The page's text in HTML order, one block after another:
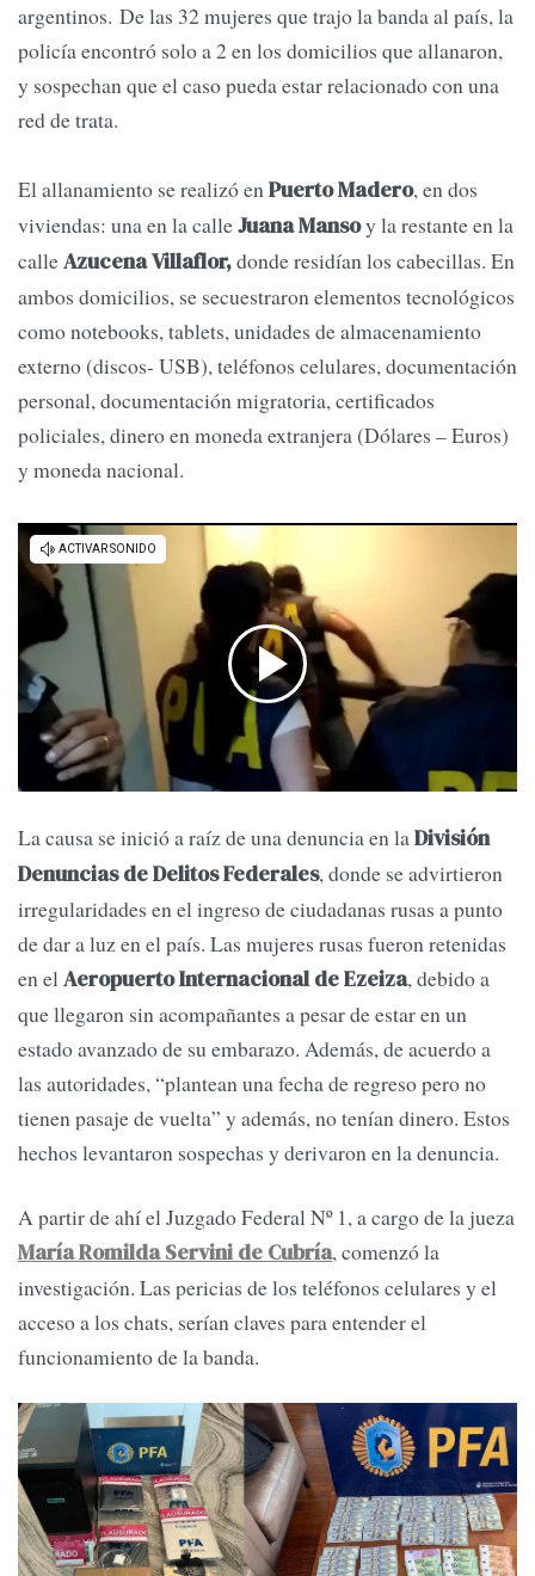
argentinos. De las 32 mujeres que trajo la banda al país, la
policía encontró solo a 2 en los domicilios que allanaron,
y sospechan que el caso pueda estar relacionado con una
red de trata.
El allanamiento se realizó enPuerto Madero, en dos
viviendas: una en la calleJuana Mansoy la restante en la
calleAzucena Villaflor,donde residían los cabecillas. En
ambos domicilios, se secuestraron elementos tecnológicos
como notebooks, tablets, unidades de almacenamiento
externo (discos- USB), teléfonos celulares, documentación
personal, documentación migratoria, certificados
policiales, dinero en moneda extranjera (Dólares – Euros)
y moneda nacional.
La causa se inició a raíz de una denuncia en laDivisión
Denuncias de Delitos Federales, donde se advirtieron
irregularidades en el ingreso de ciudadanas rusas a punto
de dar a luz en el país. Las mujeres rusas fueron retenidas
en elAeropuerto Internacional de Ezeiza, debido a
que llegaron sin acompañantes a pesar de estar en un
estado avanzado de su embarazo. Además, de acuerdo a
las autoridades, “plantean una fecha de regreso pero no
tienen pasaje de vuelta” y además, no tenían dinero. Estos
hechos levantaron sospechas y derivaron en la denuncia.
A partir de ahí el Juzgado Federal Nº 1, a cargo de la jueza
María Romilda Servini de Cubría, comenzó la
investigación. Las pericias de los teléfonos celulares y el
acceso a los chats, serían claves para entender el
funcionamiento de la banda.